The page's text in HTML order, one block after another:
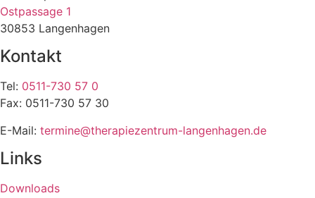
Ostpassage 1
30853 Langenhagen
Kontakt
Tel: 0511-730 57 0
Fax: 0511-730 57 30
E-Mail: termine@therapiezentrum-langenhagen.de
Links
Downloads